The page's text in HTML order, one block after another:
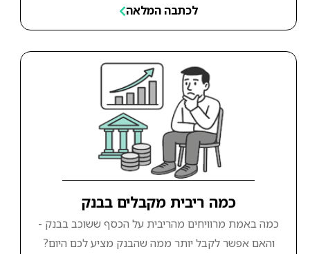
לכתבה המלאה
כמה ריבית מקבלים בבנק
כמה באמת מרוויחים מהריבית על הכסף ששוכב בבנק -
והאם אפשר לקבל יותר ממה שהבנק מציע לכם היום?